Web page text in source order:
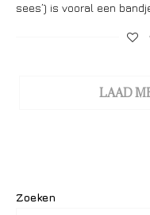
sees’) is vooral een bandje
LAAD
Zoeken